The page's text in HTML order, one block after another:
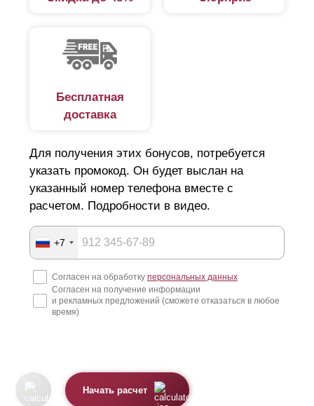
значительно долговечней и привлекательней своего
деревянного предшественника.
Общее описание
осуществляется из высококачественной стали,
поступающей на завод в рулонах. Далее рулоны
рубятся на листы, а они, в свою очередь, разрезаются
лазером по необходимому размеру и рисунку любой
сложности. После нарезки производится штамповка и
деталям придается окончательная форма профиля.
Не смотря на простоту конструкции забора в стиле
ранчо, существуют дизайнерские решения,
секций забора подойдут любые столбы. Они могут быть
изготовлены из различных материалов: металла,
Бесплатная
доставка
Для получения этих бонусов, потребуется
указать промокод. Он будет выслан на
указанный номер телефона вместе с
расчетом. Подробности в видео.
+7
Согласен на обработку персональных данных
Согласен на получение информации
и рекламных предложений (сможете отказаться в любое
время)
Начать расчет